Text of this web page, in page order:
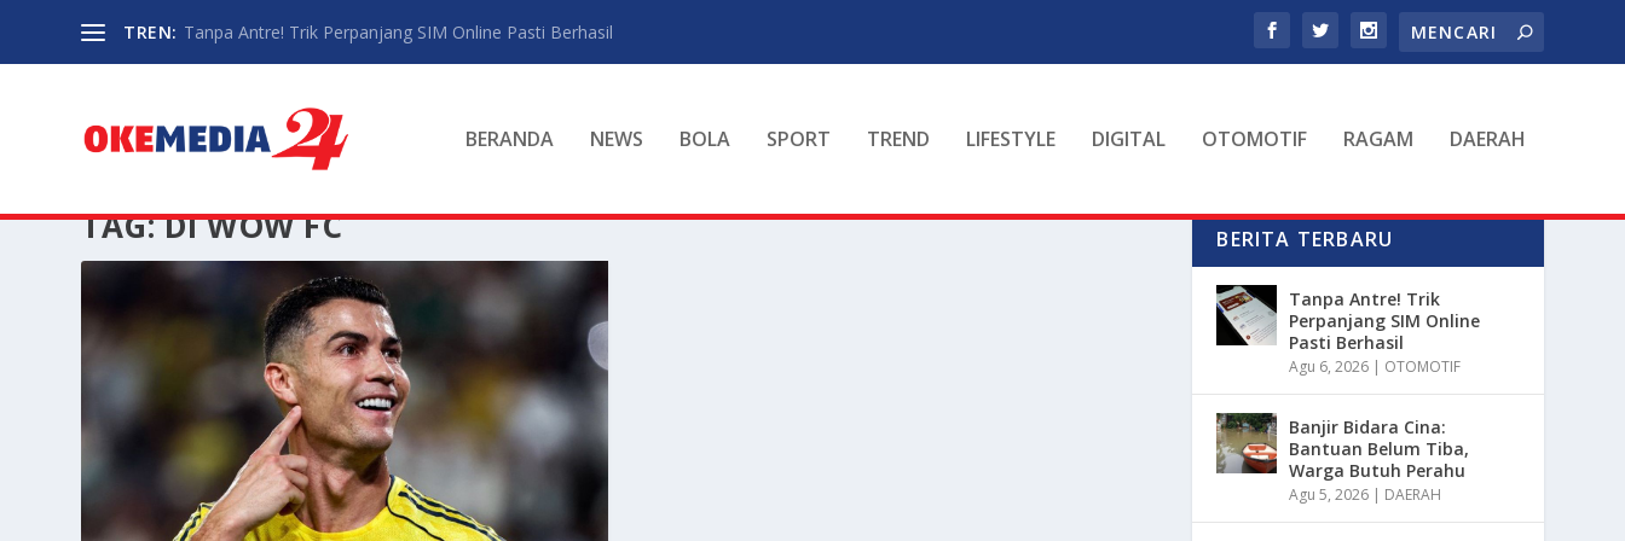
TREN: Tanpa Antre! Trik Perpanjang SIM Online Pasti Berhasil
BERANDA NEWS BOLA SPORT TREND LIFESTYLE DIGITAL OTOMOTIF RAGAM DAERAH
TAG:DI WOW FC BERITA TERBARU
Tanpa Antre! Trik
Perpanjang SIM Online
Pasti Berhasil
Agu 6, 2026 | OTOMOTIF
Banjir Bidara Cina:
Bantuan Belum Tiba,
Warga Butuh Perahu
Agu 5, 2026 | DAERAH